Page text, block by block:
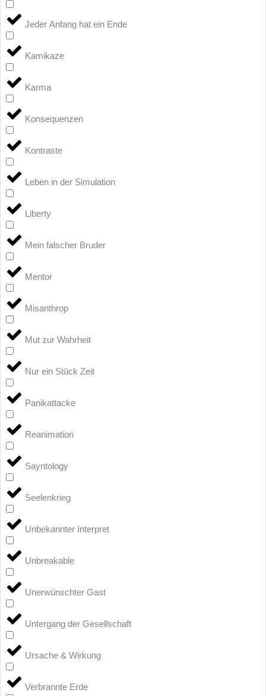
Jeder Anfang hat ein Ende
Kamikaze
Karma
Konsequenzen
Kontraste
Leben in der Simulation
Liberty
Mein falscher Bruder
Mentor
Misanthrop
Mut zur Wahrheit
Nur ein Stück Zeit
Panikattacke
Reanimation
Sayntology
Seelenkrieg
Unbekannter Interpret
Unbreakable
Unerwünschter Gast
Untergang der Gesellschaft
Ursache & Wirkung
Verbrannte Erde